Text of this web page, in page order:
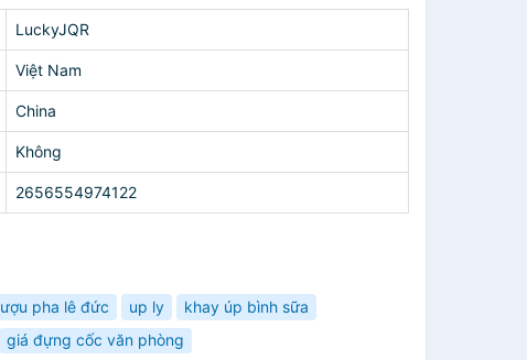
LuckyJQR
Việt Nam
China
Không
2656554974122
pha lê đức up ly
khay úp bình sữa
giá đựng cốc văn phòng